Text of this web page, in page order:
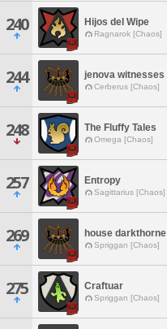
240 Hijos del Wipe
Ragnarok [Chaos]
244 jenova witnesses
Cerberus [Chaos]
248 The Fluffy Tales
Omega [Chaos]
257 Entropy
Sagittarius [Chaos]
269 house darkthorne
Spriggan [Chaos]
275 Craftuar
Spriggan [Chaos]